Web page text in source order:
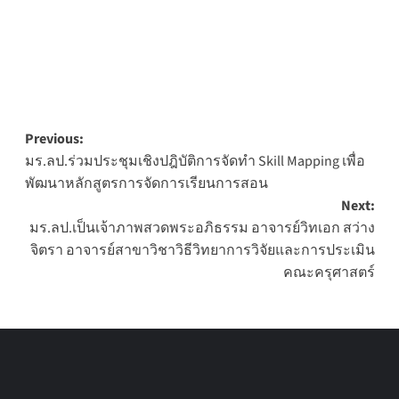
Post
navigation
Previous:
มร.ลป.ร่วมประชุมเชิงปฎิบัติการจัดทำ Skill Mapping เพื่อ
พัฒนาหลักสูตรการจัดการเรียนการสอน
Next:
มร.ลป.เป็นเจ้าภาพสวดพระอภิธรรม อาจารย์วิทเอก สว่าง
จิตรา อาจารย์สาขาวิชาวิธีวิทยาการวิจัยและการประเมิน
คณะครุศาสตร์